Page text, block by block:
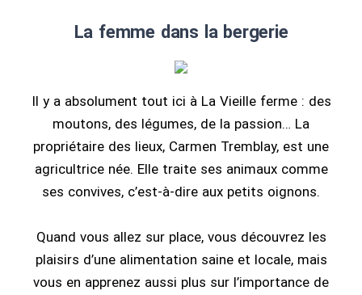
La femme dans la bergerie
Il y a absolument tout ici à La Vieille ferme : des
moutons, des légumes, de la passion… La
propriétaire des lieux, Carmen Tremblay, est une
agricultrice née. Elle traite ses animaux comme
ses convives, c’est-à-dire aux petits oignons.
Quand vous allez sur place, vous découvrez les
plaisirs d’une alimentation saine et locale, mais
vous en apprenez aussi plus sur l’importance de